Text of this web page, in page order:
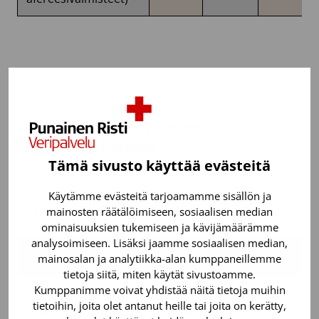
Tämä sivusto käyttää evästeitä
Käytämme evästeitä tarjoamamme sisällön ja
mainosten räätälöimiseen, sosiaalisen median
ominaisuuksien tukemiseen ja kävijämäärämme
analysoimiseen. Lisäksi jaamme sosiaalisen median,
mainosalan ja analytiikka-alan kumppaneillemme
tietoja siitä, miten käytät sivustoamme.
Kumppanimme voivat yhdistää näitä tietoja muihin
tietoihin, joita olet antanut heille tai joita on kerätty,
Plasmayksiköiden toimitus
lääkevalmistukseen
Veripalvelu toimittaa kokoverestä erotellun plasman
lääkevalmistusta varten sopimuskumppanilleen
(Takeda).
2021 2022 2023
2021 2022 2023
Toimitettu
määrä
49 882
litraa
49 499
litraa
48 555
litraa